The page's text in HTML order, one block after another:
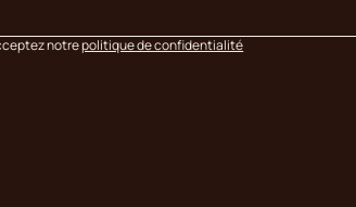
notrepolitique de confidentialité